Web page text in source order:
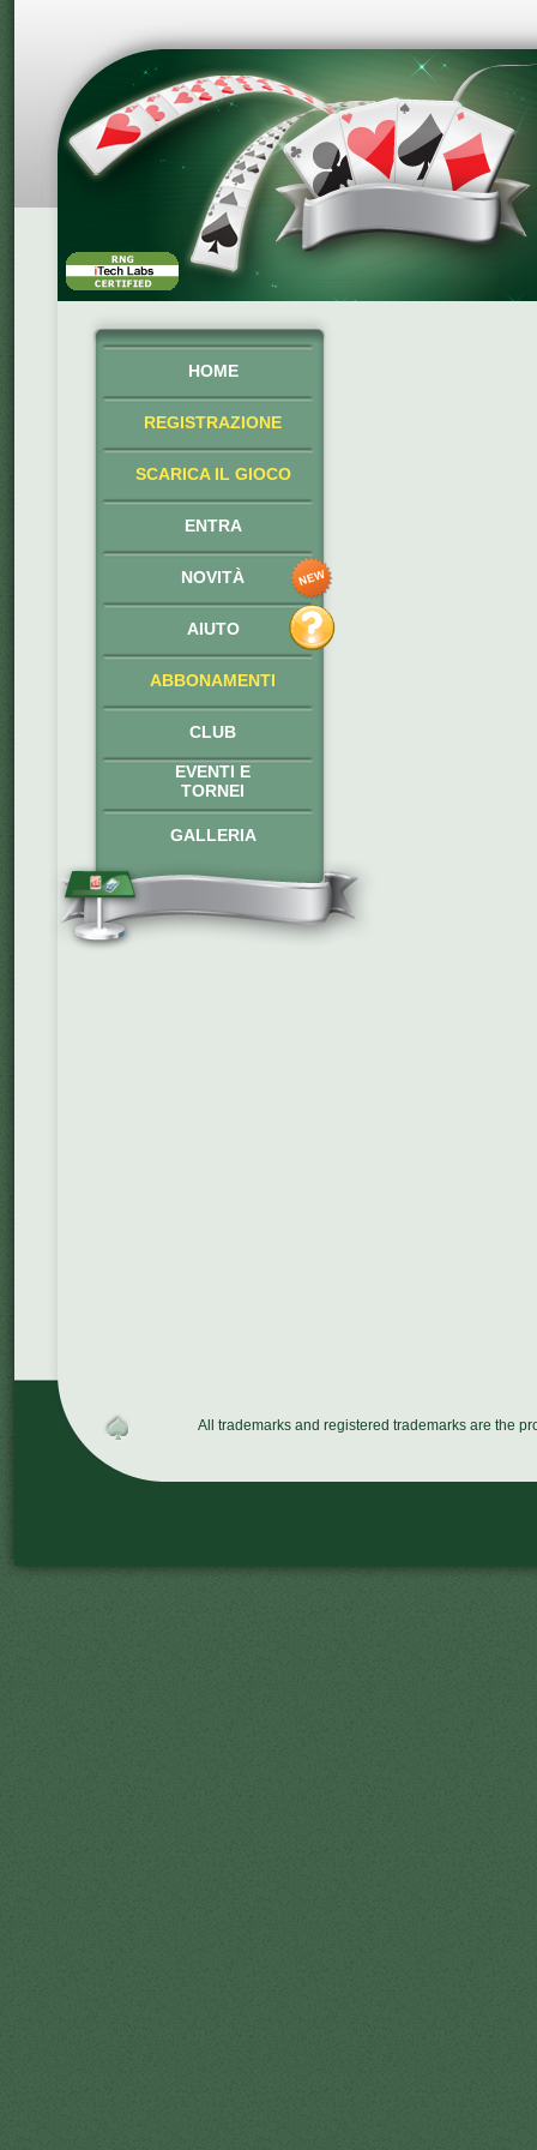
HOME
REGISTRAZIONE
SCARICA IL GIOCO
ENTRA
NOVITÀ
AIUTO
ABBONAMENTI
CLUB
EVENTI E
TORNEI
GALLERIA
All trademarks and registered trademarks are the